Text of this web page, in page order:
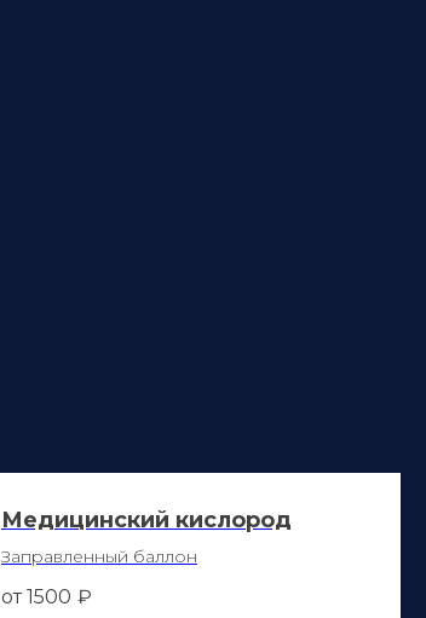
Медицинский кислород
Заправленный баллон
от 1500 ₽